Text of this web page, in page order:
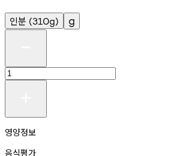
인분 (310g) g
영양정보
음식평가